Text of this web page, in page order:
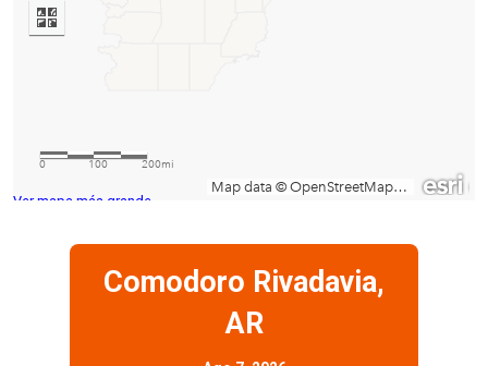
Ver mapa más grande
Comodoro Rivadavia,
AR